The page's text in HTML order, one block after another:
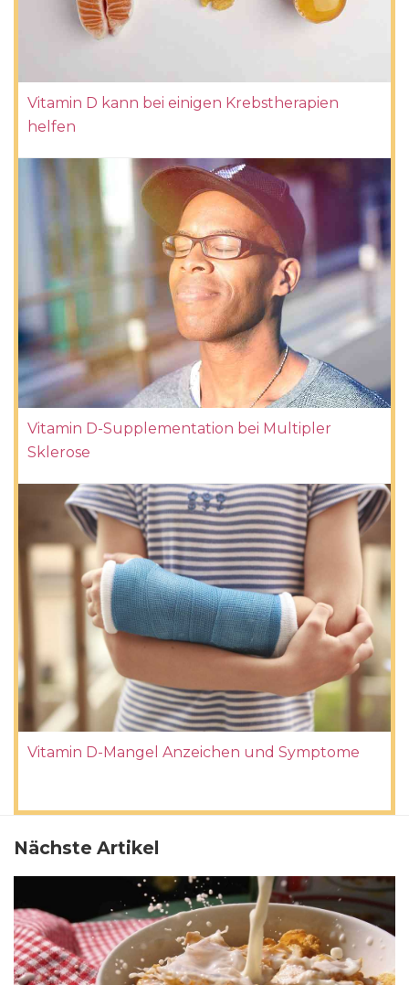
Vitamin D kann bei einigen Krebstherapien
helfen
Vitamin D-Supplementation bei Multipler
Sklerose
Vitamin D-Mangel Anzeichen und Symptome
Nächste Artikel